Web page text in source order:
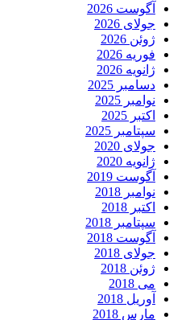
آگوست 2026
جولای 2026
ژوئن 2026
فوریه 2026
ژانویه 2026
دسامبر 2025
نوامبر 2025
اکتبر 2025
سپتامبر 2025
جولای 2020
ژانویه 2020
آگوست 2019
نوامبر 2018
اکتبر 2018
سپتامبر 2018
آگوست 2018
جولای 2018
ژوئن 2018
می 2018
آوریل 2018
مارس 2018